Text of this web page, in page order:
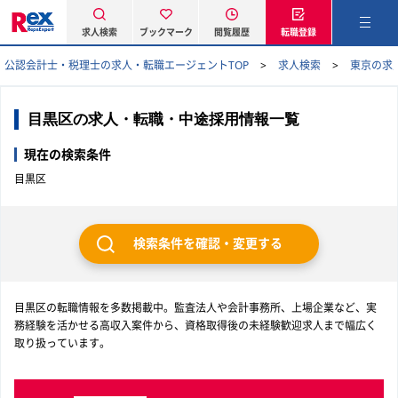
求人検索 ブックマーク 閲覧履歴 転職登録
公認会計士・税理士の求人・転職エージェントTOP 求人検索 東京の求
目黒区の求人・転職・中途採用情報一覧
現在の検索条件
目黒区
検索条件を確認・変更する
目黒区の転職情報を多数掲載中。監査法人や会計事務所、上場企業など、実
務経験を活かせる高収入案件から、資格取得後の未経験歓迎求人まで幅広く
取り扱っています。